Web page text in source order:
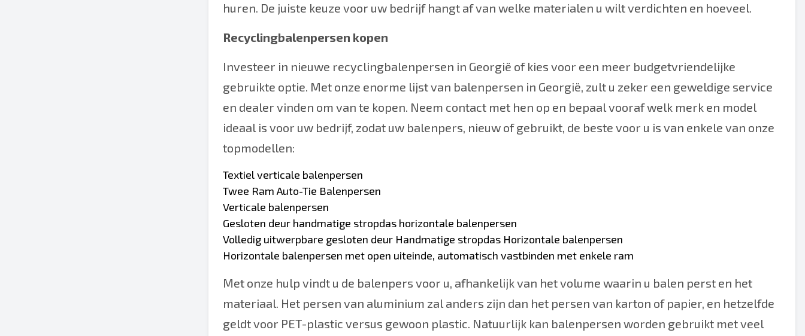
huren. De juiste keuze voor uw bedrijf hangt af van welke materialen u wilt verdichten en hoeveel.
Recyclingbalenpersen kopen
Investeer in nieuwe recyclingbalenpersen in Georgië of kies voor een meer budgetvriendelijke
gebruikte optie. Met onze enorme lijst van balenpersen in Georgië, zult u zeker een geweldige service
en dealer vinden om van te kopen. Neem contact met hen op en bepaal vooraf welk merk en model
ideaal is voor uw bedrijf, zodat uw balenpers, nieuw of gebruikt, de beste voor u is van enkele van onze
topmodellen:
Textiel verticale balenpersen
Twee Ram Auto-Tie Balenpersen
Verticale balenpersen
Gesloten deur handmatige stropdas horizontale balenpersen
Volledig uitwerpbare gesloten deur Handmatige stropdas Horizontale balenpersen
Horizontale balenpersen met open uiteinde, automatisch vastbinden met enkele ram
Met onze hulp vindt u de balenpers voor u, afhankelijk van het volume waarin u balen perst en het
materiaal. Het persen van aluminium zal anders zijn dan het persen van karton of papier, en hetzelfde
geldt voor PET-plastic versus gewoon plastic. Natuurlijk kan balenpersen worden gebruikt met veel